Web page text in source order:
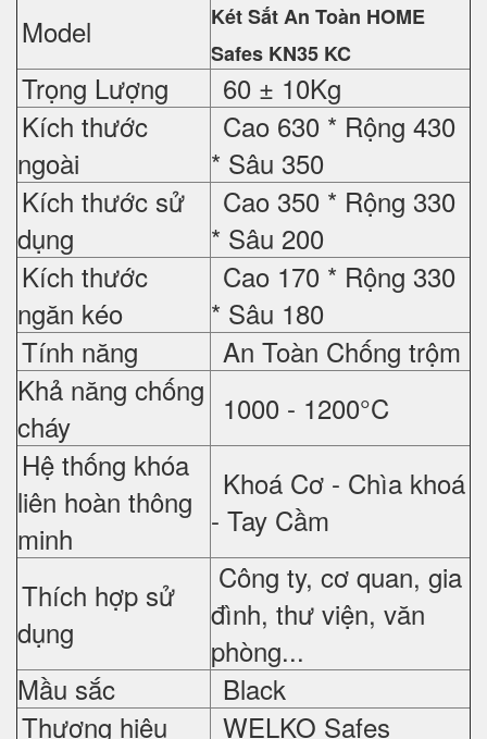
Model
Két Sắt An Toàn HOME
Safes KN35 KC
Trọng Lượng
60 ± 10Kg
Kích thước
ngoài
Cao 630 * Rộng 430
* Sâu 350
Kích thước sử
dụng
Cao 350 * Rộng 330
* Sâu 200
Kích thước
ngăn kéo
Cao 170 * Rộng 330
* Sâu 180
Tính năng
An Toàn Chống trộm
Khả năng chống
cháy
1000 - 1200°C
Hệ thống khóa
liên hoàn thông
minh
Khoá Cơ - Chìa khoá
- Tay Cầm
Thích hợp sử
dụng
Công ty, cơ quan, gia
đình, thư viện, văn
phòng...
Mầu sắc
Black
Thương hiệu
WELKO Safes